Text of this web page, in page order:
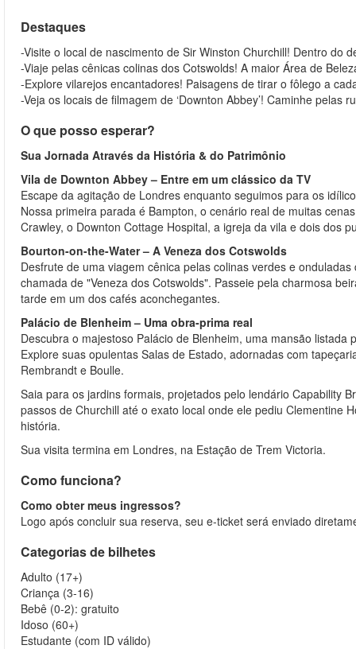
Destaques
-Visite o local de nascimento de Sir Winston Churchill! Dentro do
-Viaje pelas cênicas colinas dos Cotswolds! A maior Área de
-Explore vilarejos encantadores! Paisagens de tirar o fôlego a
-Veja os locais de filmagem de ‘Downton Abbey’! Caminhe pelas
O que posso esperar?
Sua Jornada Através da História & do Patrimônio
Vila de Downton Abbey – Entre em um clássico da TV
Escape da agitação de Londres enquanto seguimos para os
Nossa primeira parada é Bampton, o cenário real de muitas
Crawley, o Downton Cottage Hospital, a igreja da vila e dois dos
Bourton-on-the-Water – A Veneza dos Cotswolds
Desfrute de uma viagem cênica pelas colinas verdes e
chamada de "Veneza dos Cotswolds". Passeie pela charmosa
tarde em um dos cafés aconchegantes.
Palácio de Blenheim – Uma obra-prima real
Descubra o majestoso Palácio de Blenheim, uma mansão
Explore suas opulentas Salas de Estado, adornadas com
Rembrandt e Boulle.
Saia para os jardins formais, projetados pelo lendário Capability
passos de Churchill até o exato local onde ele pediu Clementine
história.
Sua visita termina em Londres, na Estação de Trem Victoria.
Como funciona?
Como obter meus ingressos?
Logo após concluir sua reserva, seu e-ticket será enviado
Categorias de bilhetes
Adulto (17+)
Criança (3-16)
Bebê (0-2): gratuito
Idoso (60+)
Estudante (com ID válido)